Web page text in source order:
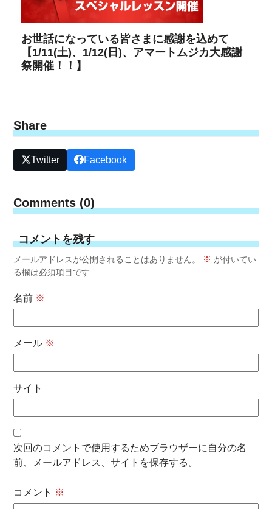
お世話になっている皆さまに感謝を込めて
【1/11(土)、1/12(日)、アマートムジカ大感謝
祭開催！！】
Share
Twitter Facebook
Comments (0)
コメントを残す
メールアドレスが公開されることはありません。 ※ が付いてい
る欄は必須項目です
名前 ※
メール ※
サイト
次回のコメントで使用するためブラウザーに自分の名
前、メールアドレス、サイトを保存する。
コメント ※